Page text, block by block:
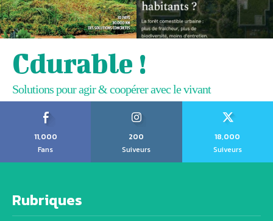
Cdurable !
Solutions pour agir & coopérer avec le vivant
11,000
Fans
200
Suiveurs
18,000
Suiveurs
Rubriques